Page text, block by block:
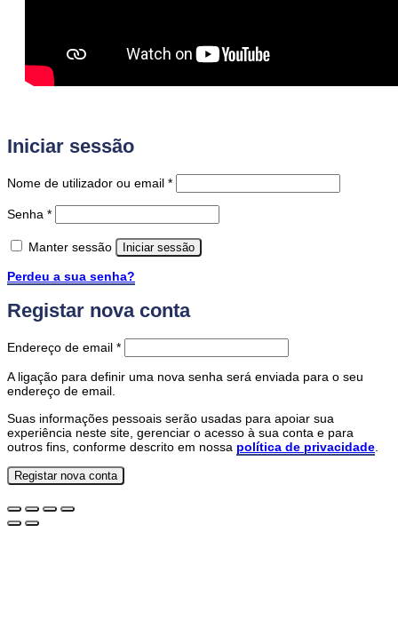
Iniciar sessão
Nome de utilizador ou email *Obrigatório
Senha *Obrigatório
Manter sessão Iniciar sessão
Perdeu a sua senha?
Registar nova conta
Endereço de email *Obrigatório
A ligação para definir uma nova senha será enviada para o seu
endereço de email.
Suas informações pessoais serão usadas para apoiar sua
experiência neste site, gerenciar o acesso à sua conta e para
outros fins, conforme descrito em nossa política de privacidade
Registar nova conta